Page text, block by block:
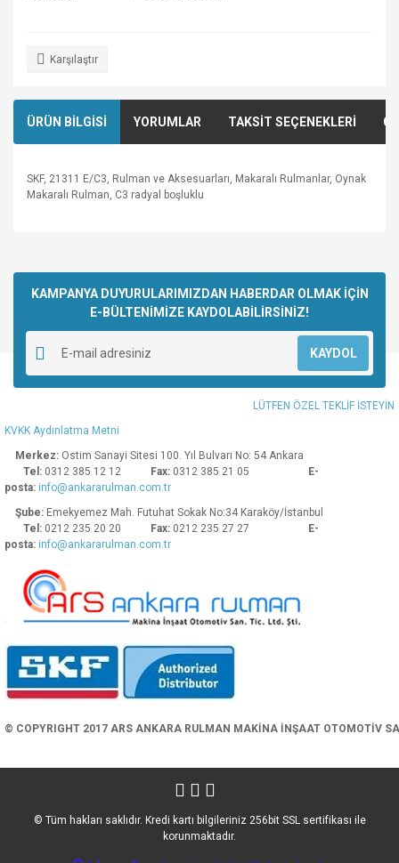
Karşılaştır
ÜRÜN BİLGİSİ YORUMLAR TAKSİT SEÇENEKLERİ
SKF, 21311 E/C3, Rulman ve Aksesuarları, Makaralı Rulmanlar, Oynak
Makaralı Rulman, C3 radyal boşluklu
Yorum Yaz
kullanarak tarafımıza iletebilirsiniz.
Görüş ve önerileriniz için teşekkür ederiz.
Ürün resmi kalitesiz, bozuk veya görüntülenemiyor.
Ürün açıklamasında eksik bilgiler bulunuyor.
Ürün bilgilerinde hatalar bulunuyor.
Ürün fiyatı diğer sitelerden daha pahalı.
Bu ürüne benzer farklı alternatifler olmalı.
KAMPANYA DUYURULARIMIZDAN HABERDAR OLMAK İÇİN
E-BÜLTENİMİZE KAYDOLABİLİRSİNİZ!
KAYDOL
LÜTFEN ÖZEL TEKLİF İSTEYİN
KVKK Aydınlatma Metni
Merkez: Ostim Sanayi Sitesi 100. Yıl Bulvarı No: 54 Ankara
Tel: 0312 385 12 12 Fax: 0312 385 21 05
E-
posta: info@ankararulman.com.tr
Şube: Emekyemez Mah. Futuhat Sokak No:34 Karaköy/İstanbul
Tel: 0212 235 20 20 Fax: 0212 235 27 27
E-
posta: info@ankararulman.com.tr
© COPYRIGHT 2017 ARS ANKARA RULMAN MAKİNA İNŞAAT OTOMOTİV
© Tüm hakları saklıdır. Kredi kartı bilgileriniz 256bit SSL sertifikası ile
korunmaktadır.